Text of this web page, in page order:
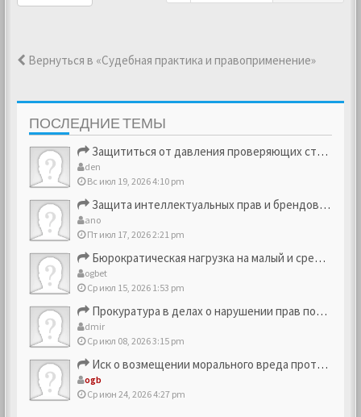
Вернуться в «Судебная практика и правоприменение»
ПОСЛЕДНИЕ ТЕМЫ
Защититься от давления проверяющих структур
den
Вс июл 19, 2026 4:10 pm
Защита интеллектуальных прав и брендовых активов
ano
Пт июл 17, 2026 2:21 pm
Бюрократическая нагрузка на малый и средний бизнес
ogbet
Ср июл 15, 2026 1:53 pm
Прокуратура в делах о нарушении прав потребителей
dmir
Ср июл 08, 2026 3:15 pm
Иск о возмещении морального вреда против компании
ogb
Ср июн 24, 2026 4:27 pm